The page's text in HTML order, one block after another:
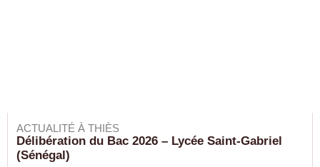
ACTUALITÉ À THIÈS
Délibération du Bac 2026 – Lycée Saint-Gabriel
(Sénégal)